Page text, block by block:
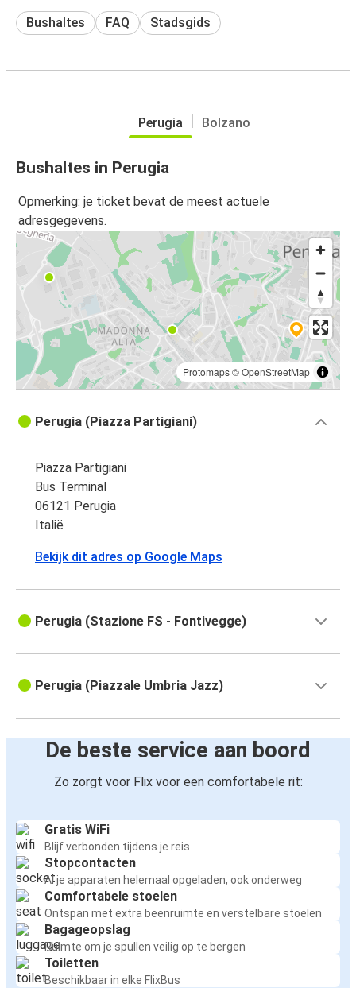
Bushaltes FAQ Stadsgids
Perugia Bolzano
Bushaltes in Perugia
Opmerking: je ticket bevat de meest actuele
adresgegevens.
Protomaps©OpenStreetMap
Perugia (Piazza Partigiani)
Piazza Partigiani
Bus Terminal
06121 Perugia
Italië
Bekijk dit adres op Google Maps
Perugia (Stazione FS - Fontivegge)
Perugia (Piazzale Umbria Jazz)
De beste service aan boord
Zo zorgt voor Flix voor een comfortabele rit:
Gratis WiFi
Blijf verbonden tijdens je reis
Stopcontacten
Al je apparaten helemaal opgeladen, ook onderweg
Comfortabele stoelen
Ontspan met extra beenruimte en verstelbare stoelen
Bagageopslag
Ruimte om je spullen veilig op te bergen
Toiletten
Beschikbaar in elke FlixBus